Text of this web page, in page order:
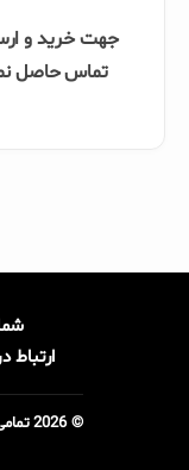
جهت خرید و
تماس حاصل
ارتباط
© 2026 تمامی حقوق برای پرایم دامین محفوظ است.